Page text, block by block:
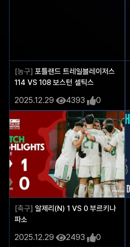
[농구] 포틀랜드 트레일블레이저스
114 VS 108 보스턴 셀틱스
2025.12.29 4393 0
[축구] 알제리(N) 1 VS 0 부르키나
파소
2025.12.29 2493 0